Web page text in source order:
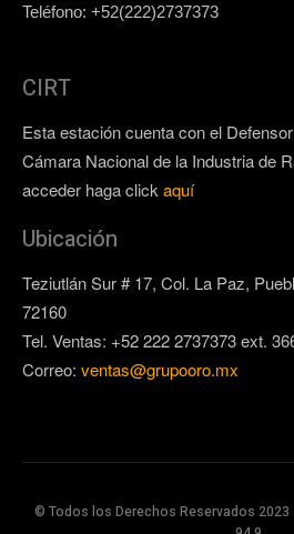
Teléfono: +52(222)2737373
CIRT
Esta estación cuenta con el
Cámara Nacional de la Industria de
acceder haga click aquí
Ubicación
Teziutlán Sur # 17, Col. La Paz,
72160
Tel. Ventas: +52 222 2737373 ext.
Correo: ventas@grupooro.mx
© Todos los Derechos Reservados 2023